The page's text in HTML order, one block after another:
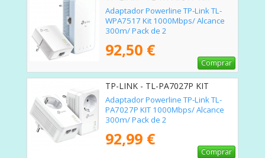
Adaptador Powerline TP-Link TL-
WPA7517 Kit 1000Mbps/ Alcance
300m/ Pack de 2
92,50 €
Comprar
TP-LINK - TL-PA7027P KIT
Adaptador Powerline TP-Link TL-
PA7027P KIT 1000Mbps/ Alcance
300m/ Pack de 2
92,99 €
Comprar